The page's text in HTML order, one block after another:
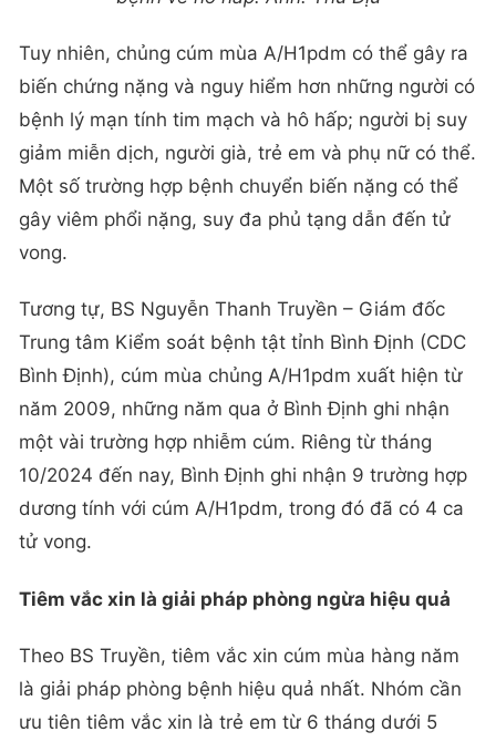
Tuy nhiên, chủng cúm mùa A/H1pdm có thể gây ra
biến chứng nặng và nguy hiểm hơn những người có
bệnh lý mạn tính tim mạch và hô hấp; người bị suy
giảm miễn dịch, người già, trẻ em và phụ nữ có thể.
Một số trường hợp bệnh chuyển biến nặng có thể
gây viêm phổi nặng, suy đa phủ tạng dẫn đến tử
vong.
Tương tự, BS Nguyễn Thanh Truyền – Giám đốc
Trung tâm Kiểm soát bệnh tật tỉnh Bình Định (CDC
Bình Định), cúm mùa chủng A/H1pdm xuất hiện từ
năm 2009, những năm qua ở Bình Định ghi nhận
một vài trường hợp nhiễm cúm. Riêng từ tháng
10/2024 đến nay, Bình Định ghi nhận 9 trường hợp
dương tính với cúm A/H1pdm, trong đó đã có 4 ca
tử vong.
Tiêm vắc xin là giải pháp phòng ngừa hiệu quả
Theo BS Truyền, tiêm vắc xin cúm mùa hàng năm
là giải pháp phòng bệnh hiệu quả nhất. Nhóm cần
ưu tiên tiêm vắc xin là trẻ em từ 6 tháng dưới 5